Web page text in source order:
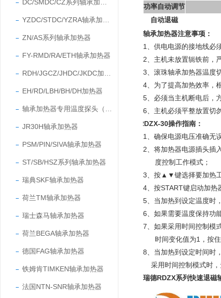
ZN/AS系列轴承加热器
FY-RMD/RA/ETH轴承加热器
EH/RD/LBH/BH/DH加热器
JR30H轴承加热器
PSM/PIN/SIVA轴承加热器
ST/SB/HSZ系列轴承加热器
瑞典SKF轴承加热器
荷兰TM轴承加热器
瑞士森马轴承加热器
荷兰BEGA轴承加热器
德国FAG轴承加热器
铁姆肯TIMKEN轴承加热器
法国NTN-SNR轴承加热器
功率自动调节
自动退磁
轴承加热器注意事项 ：
1、供电电源的接地线必
2、主机未放置轭铁前，
3、滚珠轴承加热器温度
4、为了提高加热效率，
5、必须当主机断电后，
6、 主机必须平整放置切
RDZX-30操作指南 ：
1、确保电源电压准确无
2、将加热器电源插头插
度控制工作模式；
3、按▲▼键选择要加热
4、按START键启动加热
5、当加热到设定温度时
6、如果需要温度保持功
7、如果采用时间控制模
时间变化值为1，按
8、当加热到设定时间时
采用时间控制模式时，
瑞德RDZX系列快速退磁